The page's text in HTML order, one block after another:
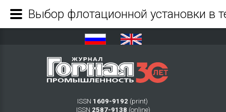
ISSN 1609-9192 (print)
ISSN 2587-9138 (online)